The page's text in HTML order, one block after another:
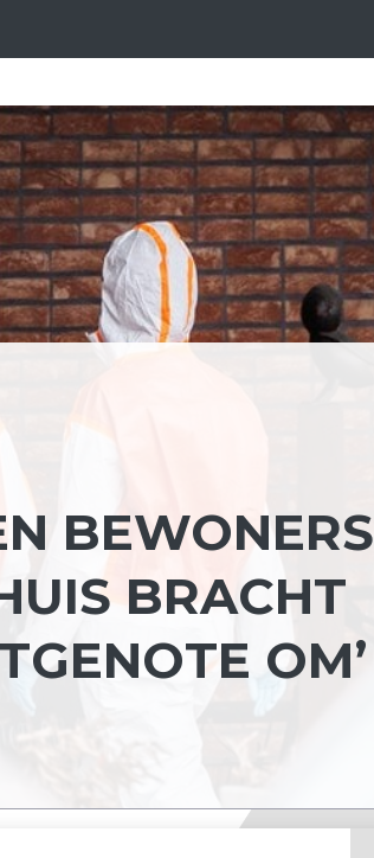
BEWONERS
BRACHT
OM’